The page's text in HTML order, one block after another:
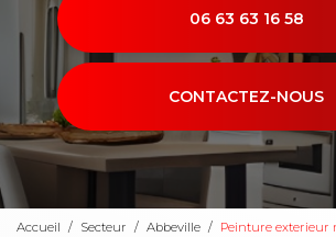
06 63 63 16 58
CONTACTEZ-NOUS
Accueil Secteur Abbeville Peinture exterieur